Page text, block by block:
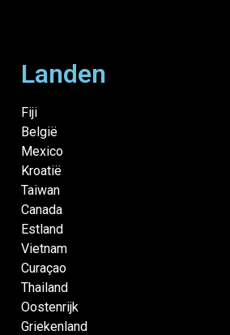
Landen
Fiji
België
Mexico
Kroatië
Taiwan
Canada
Estland
Vietnam
Curaçao
Thailand
Oostenrijk
Griekenland